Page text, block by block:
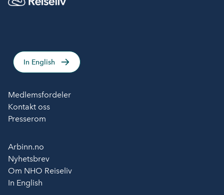
In English
Medlemsfordeler
Kontakt oss
Presserom
Arbinn.no
Nyhetsbrev
Om NHO Reiseliv
In English